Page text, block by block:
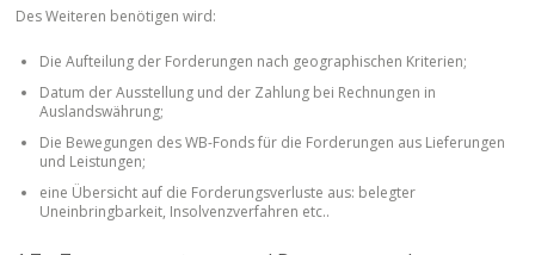
Des Weiteren benötigen wird:
Die Aufteilung der Forderungen nach geographischen Kriterien;
Datum der Ausstellung und der Zahlung bei Rechnungen in
Auslandswährung;
Die Bewegungen des WB-Fonds für die Forderungen aus Lieferungen
und Leistungen;
eine Übersicht auf die Forderungsverluste aus: belegter
Uneinbringbarkeit, Insolvenzverfahren etc..